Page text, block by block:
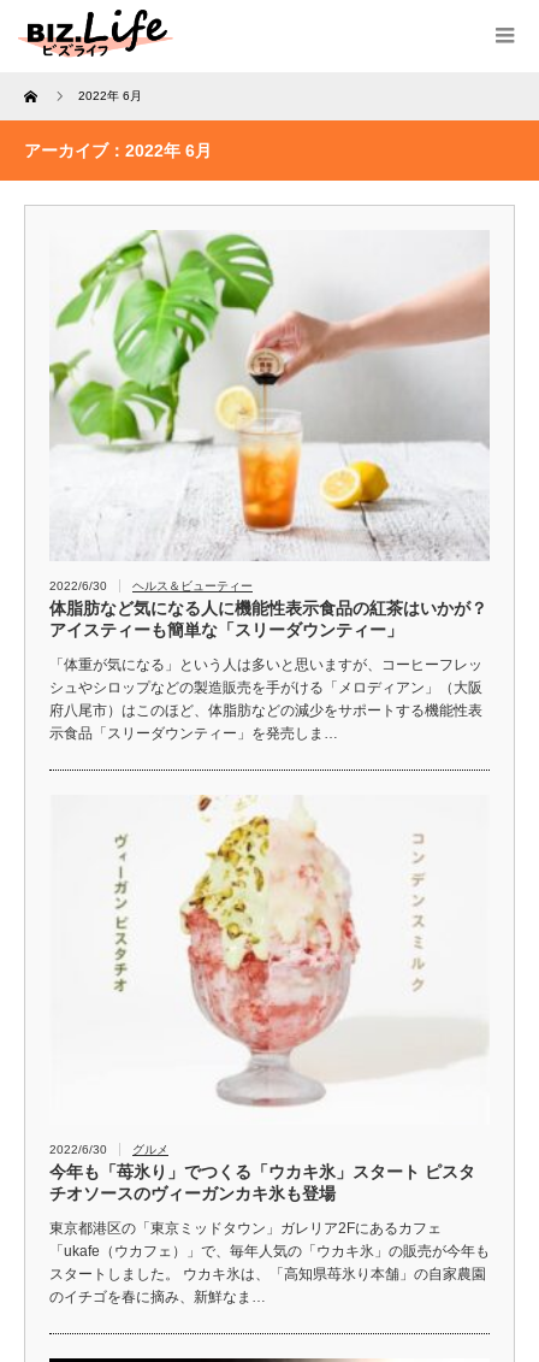
Home 2022年 6月
アーカイブ：2022年 6月
2022/6/30 ヘルス＆ビューティー
体脂肪など気になる人に機能性表示食品の紅茶はいかが？
アイスティーも簡単な「スリーダウンティー」
「体重が気になる」という人は多いと思いますが、コーヒーフレッ
シュやシロップなどの製造販売を手がける「メロディアン」（大阪
府八尾市）はこのほど、体脂肪などの減少をサポートする機能性表
示食品「スリーダウンティー」を発売しま…
2022/6/30 グルメ
今年も「苺氷り」でつくる「ウカキ氷」スタート ピスタ
チオソースのヴィーガンカキ氷も登場
東京都港区の「東京ミッドタウン」ガレリア2Fにあるカフェ
「ukafe（ウカフェ）」で、毎年人気の「ウカキ氷」の販売が今年も
スタートしました。 ウカキ氷は、「高知県苺氷り本舗」の自家農園
のイチゴを春に摘み、新鮮なま…